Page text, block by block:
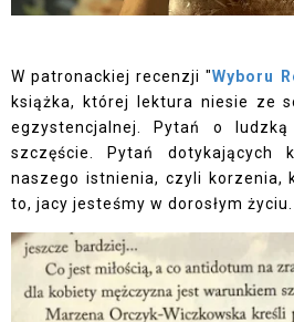
W patronackiej recenzji "Wyboru
książka, której lektura niesie ze
egzystencjalnej. Pytań o
szczęście. Pytań dotykających
naszego istnienia, czyli korzenia,
to, jacy jesteśmy w dorosłym życiu.